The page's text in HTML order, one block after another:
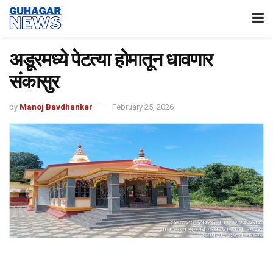
अडूरमध्ये पेटत्या होमातून धावणार
संकासुर
by Manoj Bavdhankar February 25, 2026